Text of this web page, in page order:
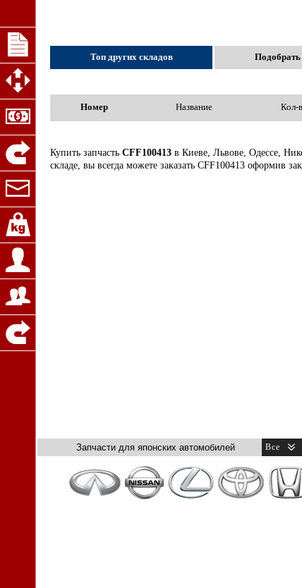
Топ других складов Подобрать
Номер
Название Кол-
Купить запчастьCFF100413 в Киеве, Львове, Одессе,
складе, вы всегда можете заказать CFF100413 оформив